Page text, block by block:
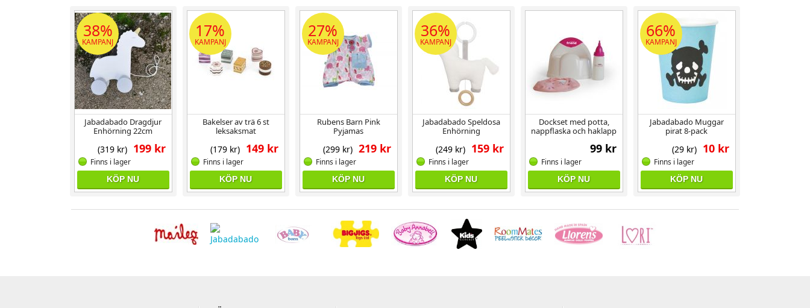
38%
KAMPANJ
Jabadabado Dragdjur
Enhörning 22cm
199 kr
(319 kr)
Finns i lager
KÖP NU
17%
KAMPANJ
Bakelser av trä 6 st
leksaksmat
149 kr
(179 kr)
Finns i lager
KÖP NU
27%
KAMPANJ
Rubens Barn Pink
Pyjamas
219 kr
(299 kr)
Finns i lager
KÖP NU
36%
KAMPANJ
Jabadabado Speldosa
Enhörning
159 kr
(249 kr)
Finns i lager
KÖP NU
Dockset med potta,
nappflaska och haklapp
99 kr
Finns i lager
KÖP NU
66%
KAMPANJ
Jabadabado Muggar
pirat 8-pack
10 kr
(29 kr)
Finns i lager
KÖP NU